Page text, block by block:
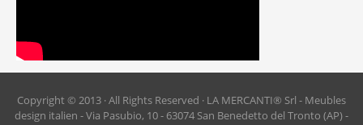
Copyright © 2013 · All Rights Reserved · LA MERCANTI® Srl - Meubles
design italien - Via Pasubio, 10 - 63074 San Benedetto del Tronto (AP) -